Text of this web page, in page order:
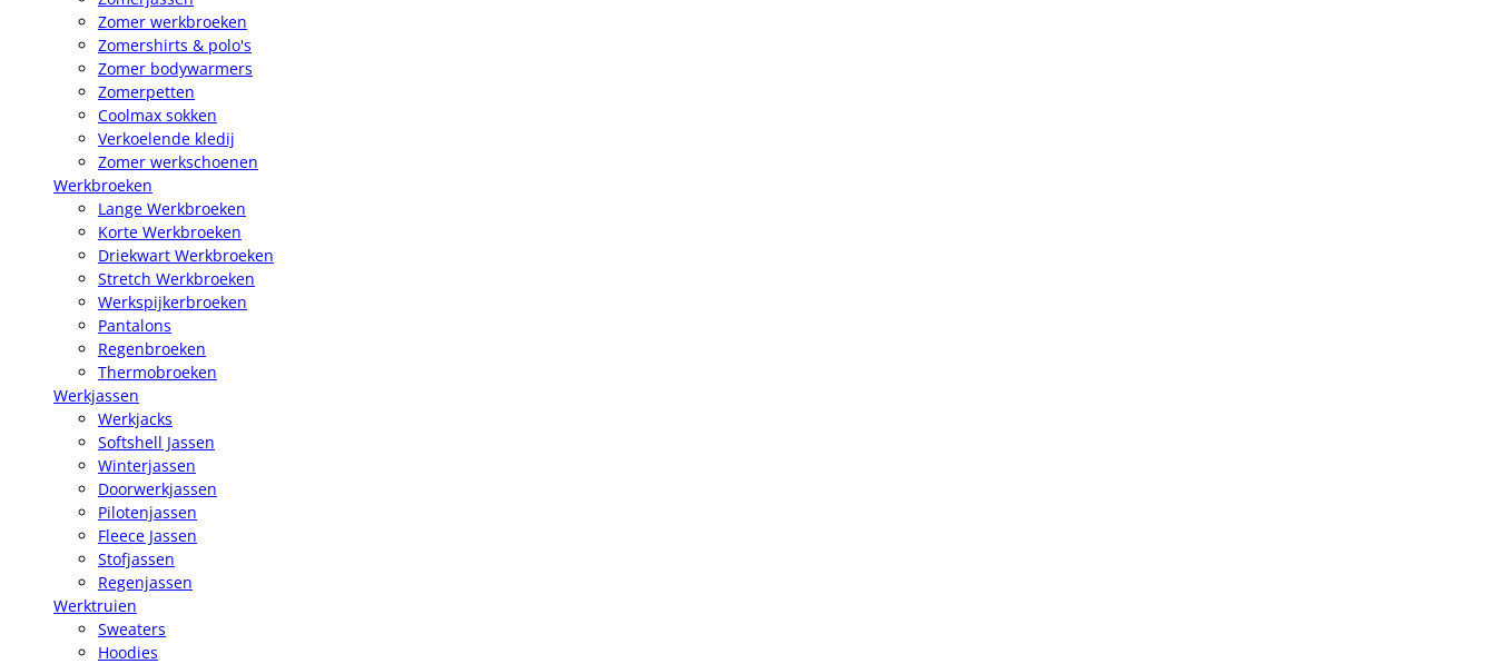
Zomer werkbroeken
Zomershirts & polo's
Zomer bodywarmers
Zomerpetten
Coolmax sokken
Verkoelende kledij
Zomer werkschoenen
Werkbroeken
Lange Werkbroeken
Korte Werkbroeken
Driekwart Werkbroeken
Stretch Werkbroeken
Werkspijkerbroeken
Pantalons
Regenbroeken
Thermobroeken
Werkjassen
Werkjacks
Softshell Jassen
Winterjassen
Doorwerkjassen
Pilotenjassen
Fleece Jassen
Stofjassen
Regenjassen
Werktruien
Sweaters
Hoodies